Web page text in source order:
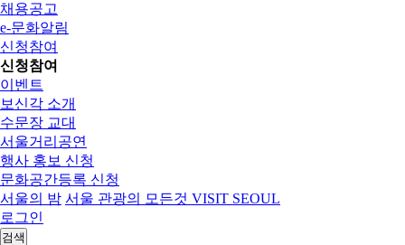
채용공고
e-문화알림
신청참여
신청참여
이벤트
보신각 소개
수문장 교대
서울거리공연
행사 홍보 신청
문화공간등록 신청
서울의 밤 서울 관광의 모든것 VISIT SEOUL
로그인
검색